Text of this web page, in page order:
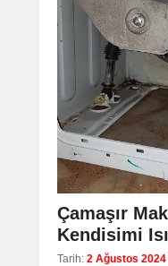
Çamaşır
Kendisimi
Tarih: 2 Ağustos 2024